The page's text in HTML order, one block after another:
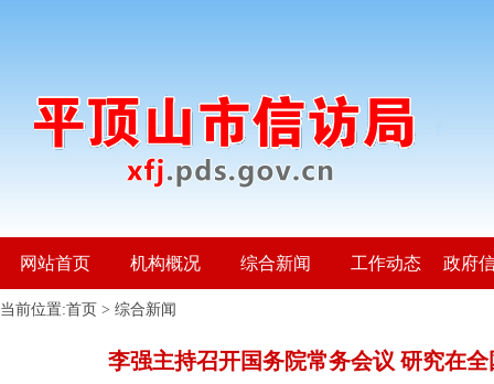
网站首页 机构概况 综合新闻 工作动态 政府
当前位置:首页 > 综合新闻
李强主持召开国务院常务会议 研究在